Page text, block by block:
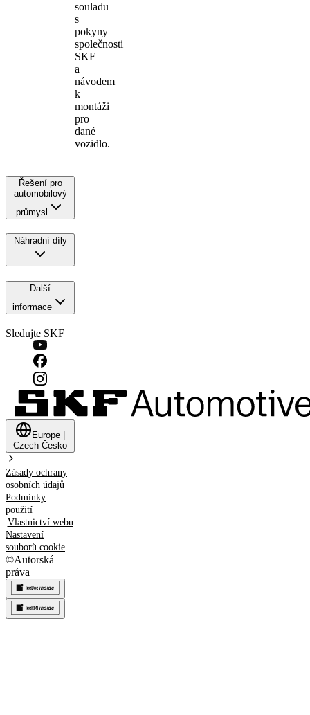
souladu
s
pokyny
společnosti
SKF
a
návodem
k
montáži
pro
dané
vozidlo.
Řešení pro
automobilový
průmysl
Náhradní díly
Další
informace
Sledujte SKF
Europe
Czech Česko
Zásady ochrany
osobních údajů
Podmínky
použití
Vlastnictví webu
Nastavení
souborů cookie
©Autorská
práva